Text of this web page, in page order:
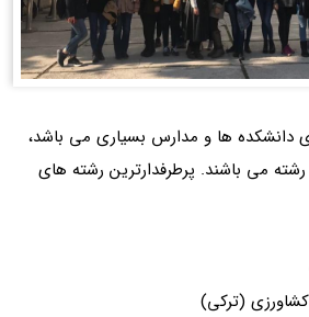
دانشکده ها و مدارس بسیاری می باشد،
می باشند. پرطرفدارترین رشته های
(ترکی)